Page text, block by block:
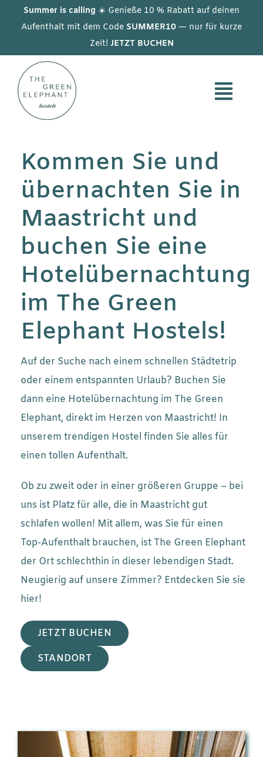
Summer is calling ☀️ Genieße 10 % Rabatt auf deinen
Aufenthalt mit dem Code SUMMER10 — nur für kurze
Zeit! JETZT BUCHEN
Kommen Sie und
übernachten Sie in
Maastricht und
buchen Sie eine
Hotelübernachtung
im The Green
Elephant Hostels!
Auf der Suche nach einem schnellen Städtetrip
oder einem entspannten Urlaub? Buchen Sie
dann eine Hotelübernachtung im The Green
Elephant, direkt im Herzen von Maastricht! In
unserem trendigen Hostel finden Sie alles für
einen tollen Aufenthalt.
Ob zu zweit oder in einer größeren Gruppe – bei
uns ist Platz für alle, die in Maastricht gut
schlafen wollen! Mit allem, was Sie für einen
Top-Aufenthalt brauchen, ist The Green Elephant
der Ort schlechthin in dieser lebendigen Stadt.
Neugierig auf unsere Zimmer? Entdecken Sie sie
hier!
JETZT BUCHEN
STANDORT